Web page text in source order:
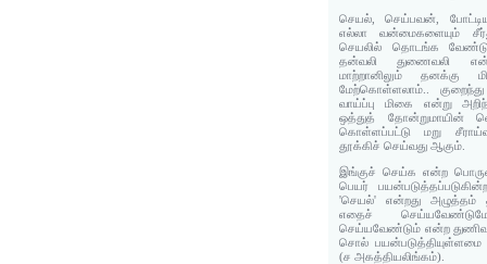
செயல், செய்பவன்,
எல்லா வன்மைகளையும்
செயலில் தொடங்க
தன்வலி துணைவலி
மாற்றானிலும் தனக்கு
மேற்கொள்ளலாம்..
வாய்ப்பு மிகை என்று
ஒத்துத் தோன்றுமாயின்
கொள்ளப்பட்டு மறு
தூக்கிச் செய்வது ஆகும்.
இங்குச் செய்க என்ற
பெயர்
'செயல்' என்றது அழுத்தம்
எதைச்
செய்யவேண்டும் என்ற
சொல் பயன்படுத்தியுள்ளமை
(ச அகத்தியலிங்கம்).